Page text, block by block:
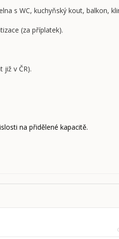
s WC, kuchyňský kout, balkon,
(za příplatek).
již v ČR).
na přidělené kapacitě.